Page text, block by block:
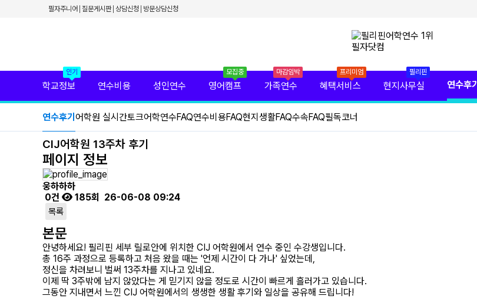
필자주니어 질문게시판 상담신청 방문상담신청
필자닷컴 프리미엄 서비스
필자닷컴 현지 사무실
필자닷컴 이벤트
필리핀 출국준비
필리핀 조기유학
필리핀 연계연수
인기
학교정보 연수비용 성인연수
모집중
영어캠프
마감임박
가족연수
프리미엄
혜택서비스
필리핀
현지사무실 연수후기
연수후기 어학원 실시간토크어학연수FAQ연수비용FAQ현지생활FAQ수속FAQ필독코너
CIJ어학원 13주차 후기
페이지 정보
웅하하하
0건
185회 26-06-08 09:24
목록
본문
안녕하세요! 필리핀 세부 릴로안에 위치한 CIJ 어학원에서 연수 중인 수강생입니다.
​총 16주 과정으로 등록하고 처음 왔을 때는 '언제 시간이 다 가나' 싶었는데,
정신을 차려보니 벌써 13주차를 지나고 있네요.
이제 딱 3주밖에 남지 않았다는 게 믿기지 않을 정도로 시간이 빠르게 흘러가고 있습니다.
​그동안 지내면서 느낀 CIJ 어학원에서의 생생한 생활 후기와 일상을 공유해 드립니다!